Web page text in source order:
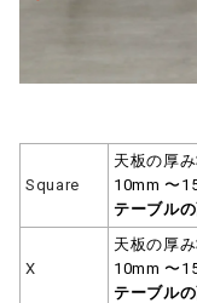
Square
天板の厚
10mm 〜
テーブル
X
天板の厚
10mm 〜
テーブル